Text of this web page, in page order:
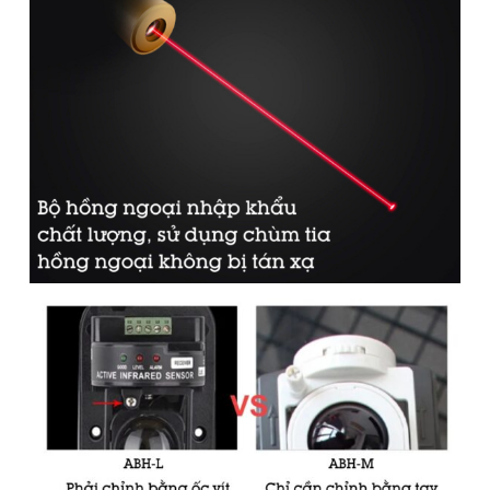
trời hoạt động bền bỉ trong thời gian dài. Series ABH-M là
phiên bản nâng cấp của Beam báo trộm cảm biến hàng rào
hồng ngoại 4 tia ABH-L, ngoài những tính năng của phiên
bản cũ thì nâng cấp thêm:
Có thể tắt bật các cụm tia hồng ngoại nên có thể thi công
lệch nhau, không nhất thiết phải thi công song song 4 tia
Có đồng hồ hiện số xem điện thế tín hiệu có ổn định hay
yếu không, vì sau một thời gian dài hoạt động, bộ adapter
cấp nguồn cho thiết bị hiệu năng có thể suy giảm dẫn tới
tín hiệu không mạnh (điều này bạn rất khó nhận biết) thì
giờ đây đã có đồng hồ hiện số tiện lợi.
Nắp chống nước trang bị thêm ổ nhỏ trong suốt để có thể
quan sát đèn tín hiệu bên trong.
Cấu tạo căn chỉnh thấu kính cũng có thay đổi theo hướng
dễ dàng hơn cho thợ lắp đặt.
Sản phẩm liên quan
Hệ thống hàng rào chống
trộm báo về điện thoại 4G
+ wifi Exsmith ES1721AB
2.890.000₫ –
Bộ báo động hàng rào
hồng ngoại không dây
chống trộm ESKIT-ABT
4.010.000 ₫
1.239.000₫–
3.609.000